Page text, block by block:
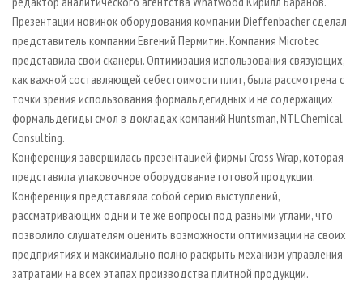
Презентации новинок оборудования компании Dieffenbacher сделал
представитель компании Евгений Пермитин. Компания Microtec
представила свои сканеры. Оптимизация использования связующих,
как важной составляющей себестоимости плит, была рассмотрена с
точки зрения использования формальдегидных и не содержащих
формальдегиды смол в докладах компаний Huntsman, NTL Chemical
Consulting.
Конференция завершилась презентацией фирмы Cross Wrap, которая
представила упаковочное оборудование готовой продукции.
Конференция представляла собой серию выступлений,
рассматривающих одни и те же вопросы под разными углами, что
позволило слушателям оценить возможности оптимизации на своих
предприятиях и максимально полно раскрыть механизм управления
затратами на всех этапах производства плитной продукции.